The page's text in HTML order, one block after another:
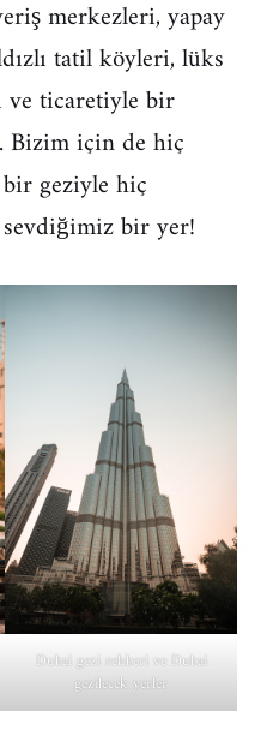
merkezleri, yapay
tatil köyleri, lüks
ve ticaretiyle bir
Bizim için de hiç
geziyle hiç
bir yer!
Dubai gezi rehberi ve Dubai
gezilecek yerler